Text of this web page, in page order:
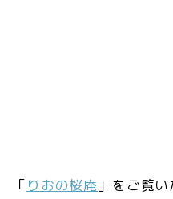
「 りおの桜庵 」をご覧